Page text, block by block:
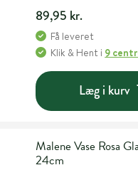
89,95 kr.
Få leveret
Klik & Hent i 9
Læg i kurv
Malene Vase Rosa
24cm